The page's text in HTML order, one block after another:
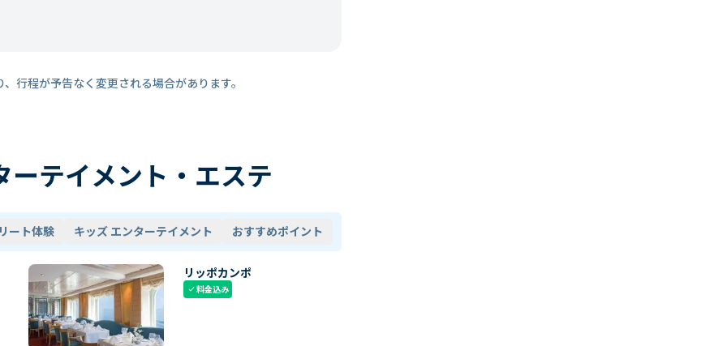
行程が予告なく変更される場合があります。
ーテイメント・エステ
ート体験 キッズ エンターテイメント おすすめポイント
リッポカンポ
check料金込み